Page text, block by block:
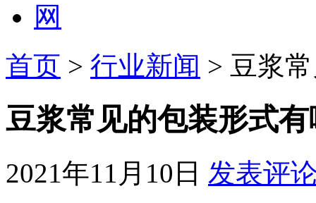
首页 > 行业新闻 > 豆浆
豆浆常见的包装形式
2021年11月10日 发表评